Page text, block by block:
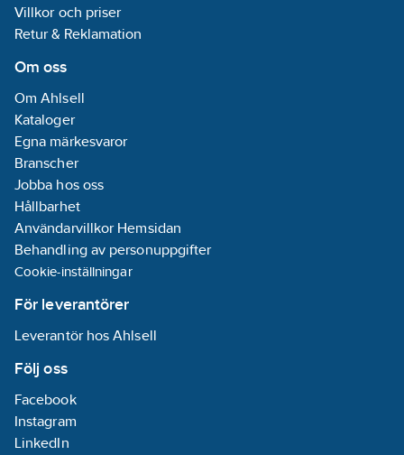
Villkor och priser
Retur & Reklamation
Om oss
Om Ahlsell
Kataloger
Egna märkesvaror
Branscher
Jobba hos oss
Hållbarhet
Användarvillkor Hemsidan
Behandling av personuppgifter
Cookie-inställningar
För leverantörer
Leverantör hos Ahlsell
Följ oss
Facebook
Instagram
LinkedIn